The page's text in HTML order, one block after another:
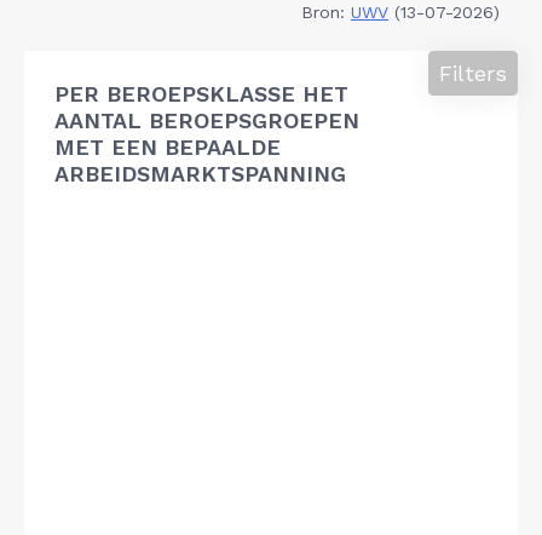
Bron: UWV (13-07-2026)
PER BEROEPSKLASSE HET
AANTAL BEROEPSGROEPEN
MET EEN BEPAALDE
ARBEIDSMARKTSPANNING
Filters